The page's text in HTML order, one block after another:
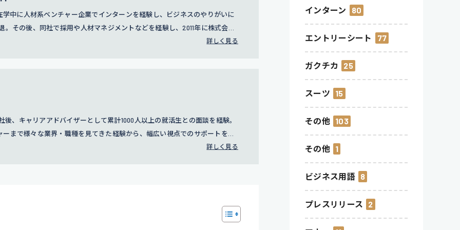
学中に人材系ベンチャー企業でインターンを経験し、ビジネスのやりがいに
。その後、同社で採用や人材マネジメントなどを経験し、2011年に株式会社
営業やコールセンター事業の責任者を務めたのち、2016年に人事部の立ち上
詳しく見る
、キャリアアドバイザーとして累計1000人以上の就活生との面談を経験。
まで様々な業界・職種を見てきた経験から、幅広い視点でのサポートを得
詳しく見る
インターン 80
エントリーシート 77
ガクチカ 25
スーツ 15
その他 103
その他 1
ビジネス用語 8
プレスリリース 2